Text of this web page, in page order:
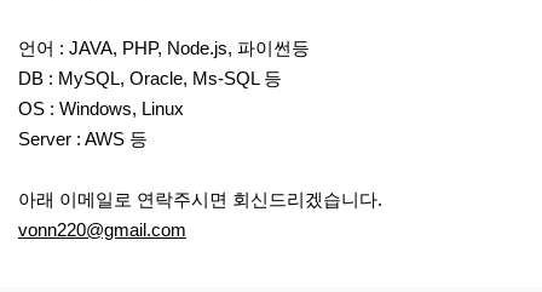
언어 : JAVA, PHP, Node.js, 파이썬등
DB : MySQL, Oracle, Ms-SQL 등
OS : Windows, Linux
Server : AWS 등
아래 이메일로 연락주시면 회신드리겠습니다.
vonn220@gmail.com